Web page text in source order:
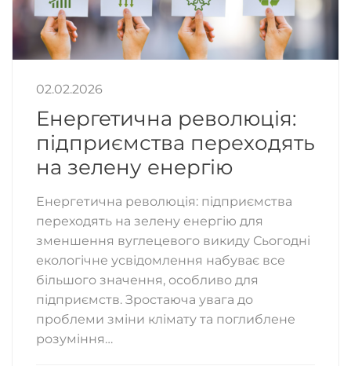
02.02.2026
Енергетична революція:
підприємства переходять
на зелену енергію
Енергетична революція: підприємства
переходять на зелену енергію для
зменшення вуглецевого викиду Сьогодні
екологічне усвідомлення набуває все
більшого значення, особливо для
підприємств. Зростаюча увага до
проблеми зміни клімату та поглиблене
розуміння…